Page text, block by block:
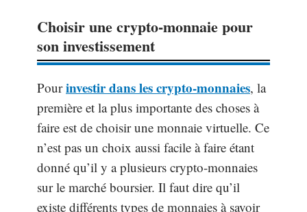
Choisir une crypto-monnaie pour
son investissement
Pourinvestir dans les crypto-monnaies, la
première et la plus importante des choses à
faire est de choisir une monnaie virtuelle. Ce
n’est pas un choix aussi facile à faire étant
donné qu’il y a plusieurs crypto-monnaies
sur le marché boursier. Il faut dire qu’il
existe différents types de monnaies à savoir